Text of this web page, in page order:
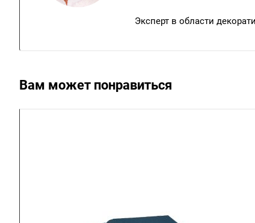
Эксперт в области
Вам может понравиться